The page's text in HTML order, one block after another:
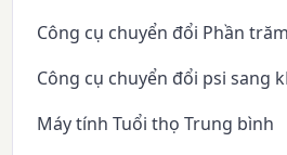
Công cụ chuyển đổi Phần
Công cụ chuyển đổi psi sang
Máy tính Tuổi thọ Trung bình